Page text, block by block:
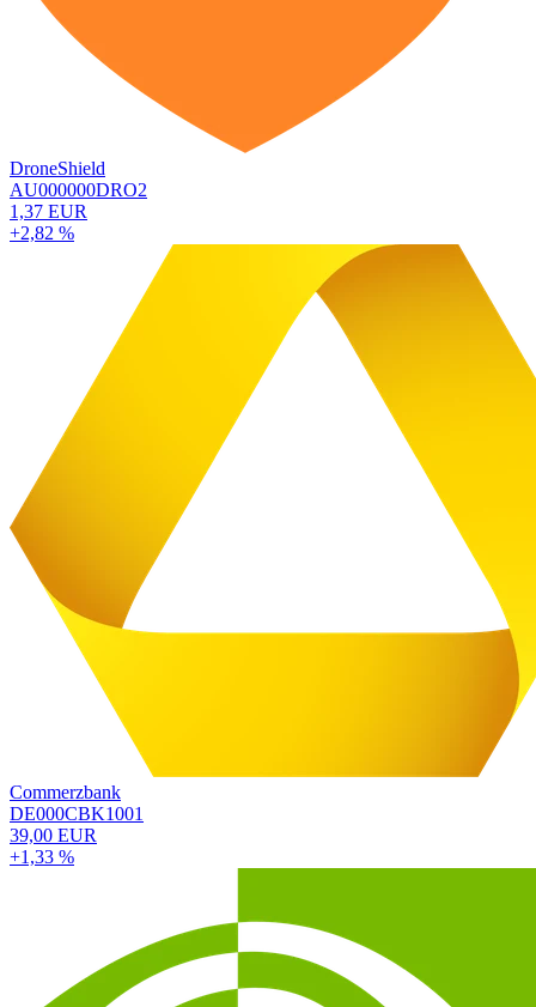
DroneShield
AU000000DRO2
1,37 EUR
+2,82 %
Commerzbank
DE000CBK1001
39,00 EUR
+1,33 %